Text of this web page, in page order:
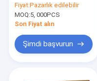
Fiyat:Pazarlık edilebilir
MOQ:5, 000PCS
Son Fiyat alın
Şimdi başvurun